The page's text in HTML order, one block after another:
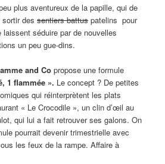
plus aventureux de la papille, qui de
sortir dessentiers battus patelins pour
séduire par de nouvelles
un peu gue-dins.
and Co propose une formule
1 flammée ». Le concept ? De petites
qui réinterprètent les plats
« Le Crocodile », un clin d’œil au
qui lui a fait retrouver ses galons. On
pourrait devenir trimestrielle avec
les feux de la rampe. Affaire à